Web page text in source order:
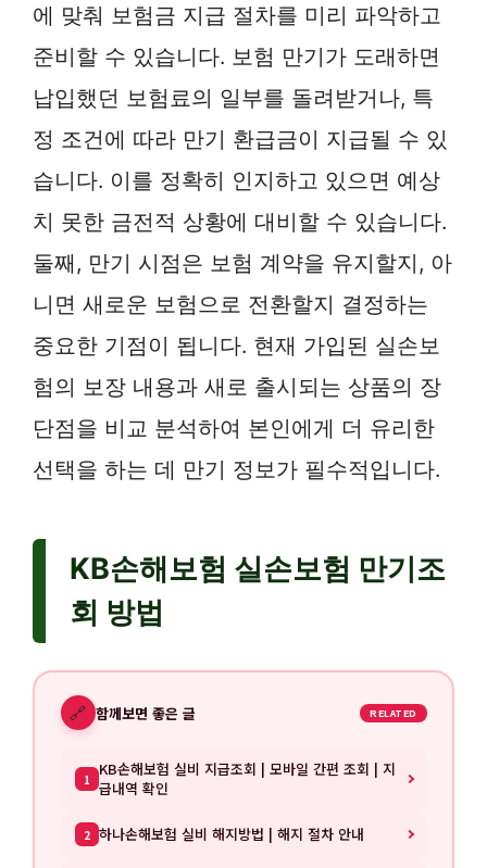
에 맞춰 보험금 지급 절차를 미리 파악하고
준비할 수 있습니다. 보험 만기가 도래하면
납입했던 보험료의 일부를 돌려받거나, 특
정 조건에 따라 만기 환급금이 지급될 수 있
습니다. 이를 정확히 인지하고 있으면 예상
치 못한 금전적 상황에 대비할 수 있습니다.
둘째, 만기 시점은 보험 계약을 유지할지, 아
니면 새로운 보험으로 전환할지 결정하는
중요한 기점이 됩니다. 현재 가입된 실손보
험의 보장 내용과 새로 출시되는 상품의 장
단점을 비교 분석하여 본인에게 더 유리한
선택을 하는 데 만기 정보가 필수적입니다.
KB손해보험 실손보험 만기조
회 방법
🔗 함께보면 좋은 글 RELATED
1 KB손해보험 실비 지급조회 | 모바일 간편 조회 | 지
급내역 확인
2 하나손해보험 실비 해지방법 | 해지 절차 안내